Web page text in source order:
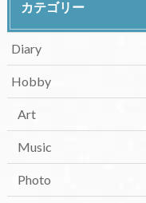
カテゴリー
Diary
Hobby
Art
Music
Photo